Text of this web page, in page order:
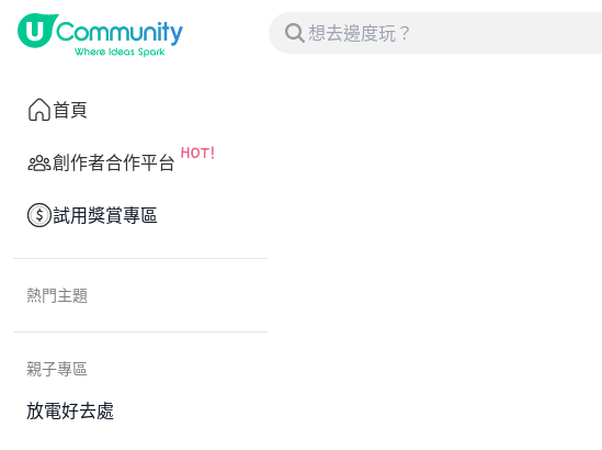
首頁
創作者合作平台
試用獎賞專區
熱門主題
親子專區
放電好去處